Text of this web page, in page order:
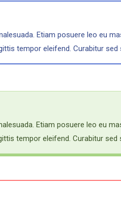
Etiam posuere leo eu
tempor eleifend. Curabitur
Etiam posuere leo eu
tempor eleifend. Curabitur